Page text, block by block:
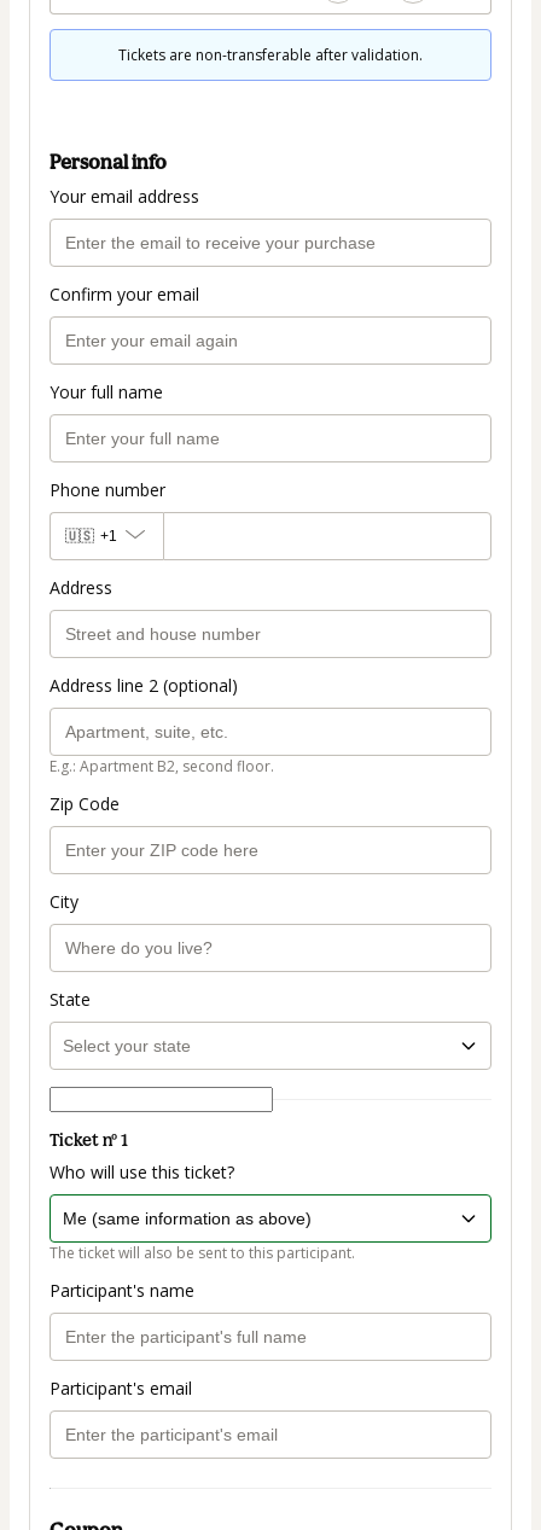
Tickets are non-transferable after validation.
Personal info
Your email address
Confirm your email
Your full name
Phone number
🇺🇸 +1
Address
Address line 2 (optional)
E.g.: Apartment B2, second floor.
Zip Code
City
State
Ticket nº 1
Who will use this ticket?
The ticket will also be sent to this participant.
Participant's name
Participant's email